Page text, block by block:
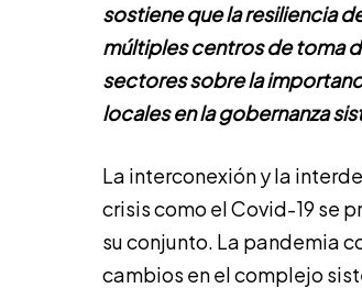
sostiene que la resiliencia
múltiples centros de toma
sectores sobre la
locales en la gobernanza
La interconexión y la
crisis como el Covid-19 se
su conjunto. La pandemia
cambios en el complejo